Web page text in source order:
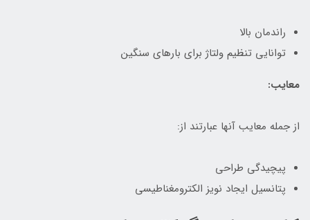
راندمان بالا
توانایی تنظیم ولتاژ برای بارهای سنگین
معایب:
از جمله معایب آنها عبارتند از:
پیچیدگی طراحی
پتانسیل ایجاد نویز الکترومغناطیسی